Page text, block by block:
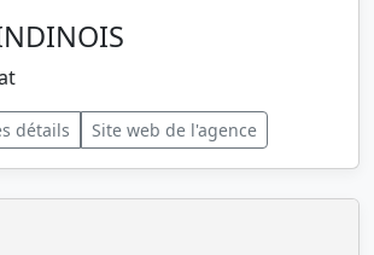
détails Site web de l'agence